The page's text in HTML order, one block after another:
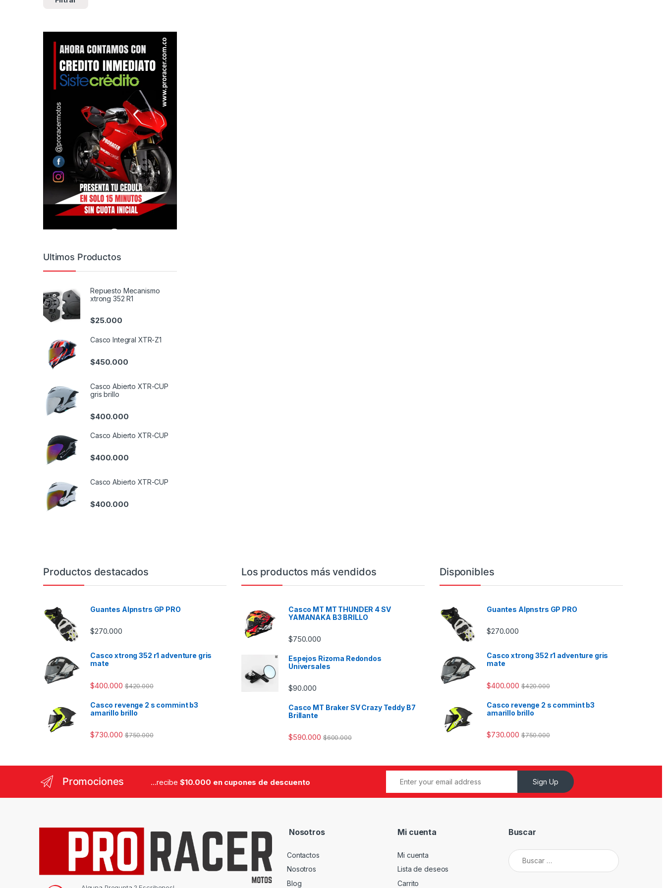
Ultimos Productos
Repuesto Mecanismo
xtrong 352 R1
$25.000
Casco Integral XTR-Z1
$450.000
Casco Abierto XTR-CUP
gris brillo
$400.000
Casco Abierto XTR-CUP
$400.000
Casco Abierto XTR-CUP
$400.000
Productos destacados
Guantes Alpnstrs GP PRO
$270.000
Casco xtrong 352 r1 adventure gris
mate
$400.000 $420.000
Casco revenge 2 s commint b3
amarillo brillo
$730.000 $750.000
Los productos más vendidos
Casco MT MT THUNDER 4 SV
YAMANAKA B3 BRILLO
$750.000
Espejos Rizoma Redondos
Universales
$90.000
Casco MT Braker SV Crazy Teddy B7
Brillante
$590.000 $600.000
Disponibles
Guantes Alpnstrs GP PRO
$270.000
Casco xtrong 352 r1 adventure gris
mate
$400.000 $420.000
Casco revenge 2 s commint b3
amarillo brillo
$730.000 $750.000
Promociones ...recibe $10.000 en cupones de descuento Sign Up
Nosotros
Contactos
Nosotros
Blog
Mi cuenta
Mi cuenta
Lista de deseos
Carrito
Buscar
Buscar: